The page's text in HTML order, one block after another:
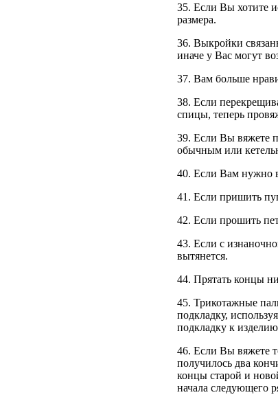
35. Если Вы хотите
размера.
36. Выкройки
иначе у Вас могут
37. Вам больше
38. Если
спицы, теперь
39. Если Вы вяжете
обычным или
40. Если Вам нужно
41. Если пришить
42. Если прошить
43. Если с
вытянется.
44. Прятать концы
45. Трикотажные
подкладку,
подкладку к
46. Если Вы вяжете
получилось два
концы старой и
начала следующего